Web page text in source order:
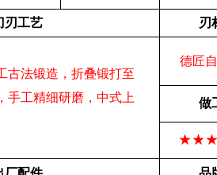
刃工艺 刃
古法锻造，折叠锻打至
手工精细研磨，中式上
德匠
做